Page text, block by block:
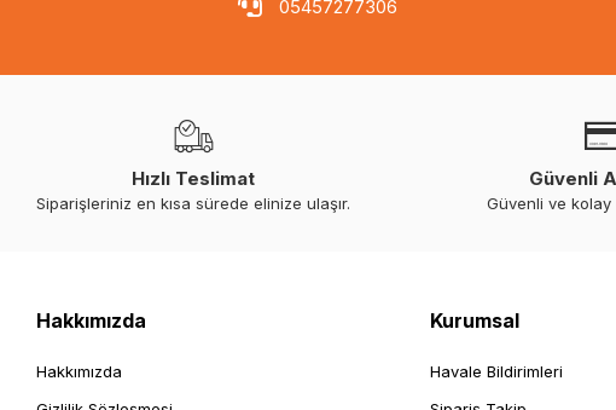
05457277306
Hızlı Teslimat
Siparişleriniz en kısa sürede elinize ulaşır.
Güvenli
Güvenli ve kolay
Hakkımızda
Hakkımızda
Kurumsal
Havale Bildirimleri